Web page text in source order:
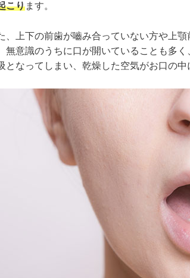
こります。
、上下の前歯が嚙み合っていない方や上
無意識のうちに口が開いていることも多
となってしまい、乾燥した空気がお口の中